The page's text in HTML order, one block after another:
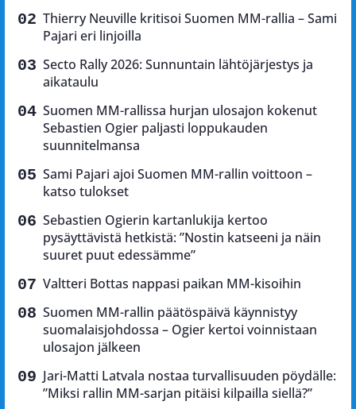
Thierry Neuville kritisoi Suomen MM-rallia – Sami
Pajari eri linjoilla
Secto Rally 2026: Sunnuntain lähtöjärjestys ja
aikataulu
Suomen MM-rallissa hurjan ulosajon kokenut
Sebastien Ogier paljasti loppukauden
suunnitelmansa
Sami Pajari ajoi Suomen MM-rallin voittoon –
katso tulokset
Sebastien Ogierin kartanlukija kertoo
pysäyttävistä hetkistä: ”Nostin katseeni ja näin
suuret puut edessämme”
Valtteri Bottas nappasi paikan MM-kisoihin
Suomen MM-rallin päätöspäivä käynnistyy
suomalaisjohdossa – Ogier kertoi voinnistaan
ulosajon jälkeen
Jari-Matti Latvala nostaa turvallisuuden pöydälle:
”Miksi rallin MM-sarjan pitäisi kilpailla siellä?”